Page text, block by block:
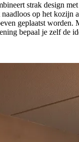
strak design
op het kozijn
geplaatst worden.
bepaal je zelf de